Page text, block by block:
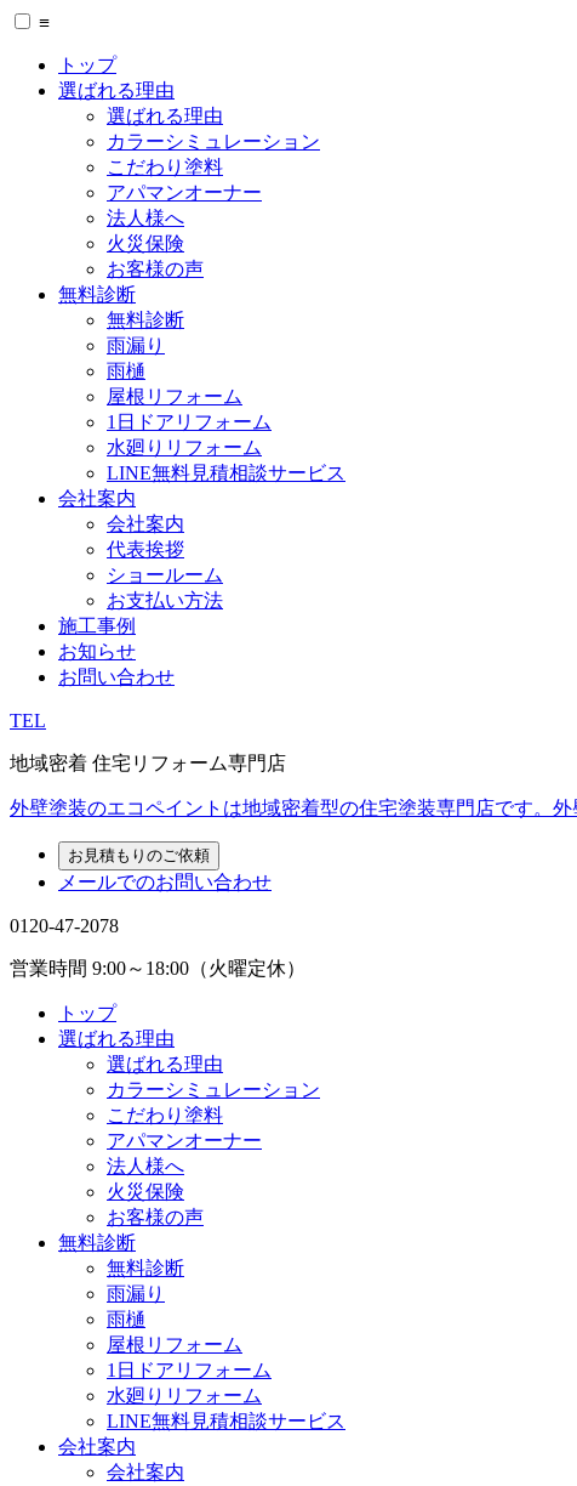
≡
トップ
選ばれる理由
選ばれる理由
カラーシミュレーション
こだわり塗料
アパマンオーナー
法人様へ
火災保険
お客様の声
無料診断
無料診断
雨漏り
雨樋
屋根リフォーム
1日ドアリフォーム
水廻りリフォーム
LINE無料見積相談サービス
会社案内
会社案内
代表挨拶
ショールーム
お支払い方法
施工事例
お知らせ
お問い合わせ
TEL
地域密着 住宅リフォーム専門店
外壁塗装のエコペイントは地域密着型の住宅塗装専門店です。
お見積もりのご依頼
メールでのお問い合わせ
0120-47-2078
営業時間 9:00～18:00（火曜定休）
トップ
選ばれる理由
選ばれる理由
カラーシミュレーション
こだわり塗料
アパマンオーナー
法人様へ
火災保険
お客様の声
無料診断
無料診断
雨漏り
雨樋
屋根リフォーム
1日ドアリフォーム
水廻りリフォーム
LINE無料見積相談サービス
会社案内
会社案内